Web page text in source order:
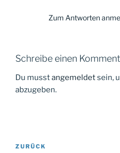
Zum Antworten
Schreibe einen
Du musstangemeldetsein,
abzugeben.
Beitragsnavigation
Vorheriger
ZURÜCK